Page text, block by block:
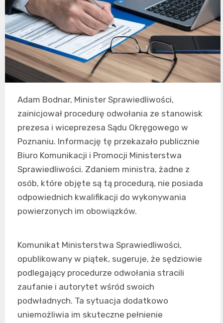
Adam Bodnar, Minister Sprawiedliwości,
zainicjował procedurę odwołania ze stanowisk
prezesa i wiceprezesa Sądu Okręgowego w
Poznaniu. Informację tę przekazało publicznie
Biuro Komunikacji i Promocji Ministerstwa
Sprawiedliwości. Zdaniem ministra, żadne z
osób, które objęte są tą procedurą, nie posiada
odpowiednich kwalifikacji do wykonywania
powierzonych im obowiązków.
Komunikat Ministerstwa Sprawiedliwości,
opublikowany w piątek, sugeruje, że sędziowie
podlegający procedurze odwołania stracili
zaufanie i autorytet wśród swoich
podwładnych. Ta sytuacja dodatkowo
uniemożliwia im skuteczne pełnienie